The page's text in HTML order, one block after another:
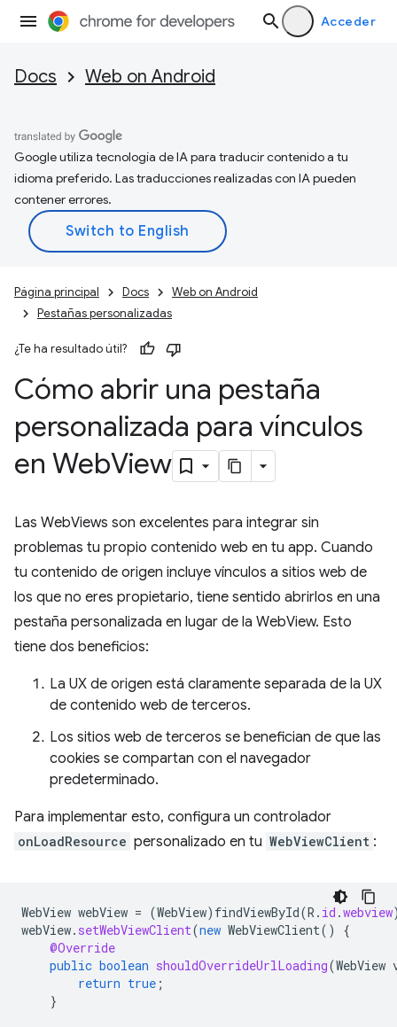
Acceder
Docs Web on Android
Google utiliza tecnología de IA para traducir contenido a tu
idioma preferido. Las traducciones realizadas con IA pueden
contener errores.
Página principal Docs
Web on Android
Pestañas personalizadas
¿Te ha resultado útil?
Cómo abrir una pestaña
personalizada para vínculos
en WebView
Las WebViews son excelentes para integrar sin
problemas tu propio contenido web en tu app. Cuando
tu contenido de origen incluye vínculos a sitios web de
los que no eres propietario, tiene sentido abrirlos en una
pestaña personalizada en lugar de la WebView. Esto
tiene dos beneficios:
La UX de origen está claramente separada de la UX
de contenido web de terceros.
Los sitios web de terceros se benefician de que las
cookies se compartan con el navegador
predeterminado.
Para implementar esto, configura un controlador
onLoadResource personalizado en tu WebViewClient :
WebView webView = (WebView) findViewById(R . id .webview
webView. setWebViewClient(new WebViewClient()
{
@Override
public boolean shouldOverrideUrlLoading(WebView
return true ;
}